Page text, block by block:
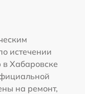
истечении
Хабаровске
на ремонт,